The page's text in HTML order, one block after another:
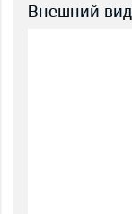
Внешний вид